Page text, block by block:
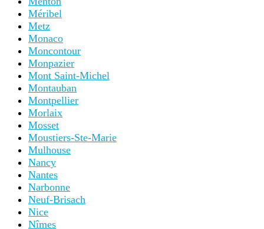
Méribel
Metz
Monaco
Moncontour
Monpazier
Mont Saint-Michel
Montauban
Montpellier
Morlaix
Mosset
Moustiers-Ste-Marie
Mulhouse
Nancy
Nantes
Narbonne
Neuf-Brisach
Nice
Nîmes